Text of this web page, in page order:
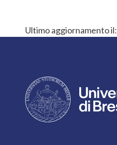
Ultimo aggiornamento il: